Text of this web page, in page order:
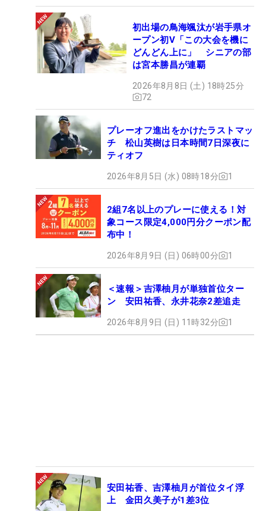
初出場の鳥海颯汰が岩手県オ
ープン初V「この大会を機に
どんどん上に」 シニアの部
は宮本勝昌が連覇
2026年8月8日 (土) 18時25分
72
プレーオフ進出をかけたラストマッ
チ 松山英樹は日本時間7日深夜に
ティオフ
2026年8月5日 (水) 08時18分 1
2組7名以上のプレーに使える！対
象コース限定4,000円分クーポン配
布中！
2026年8月9日 (日) 06時00分 1
＜速報＞吉澤柚月が単独首位ター
ン 安田祐香、永井花奈2差追走
2026年8月9日 (日) 11時32分 1
安田祐香、吉澤柚月が首位タイ浮
上 金田久美子が1差3位